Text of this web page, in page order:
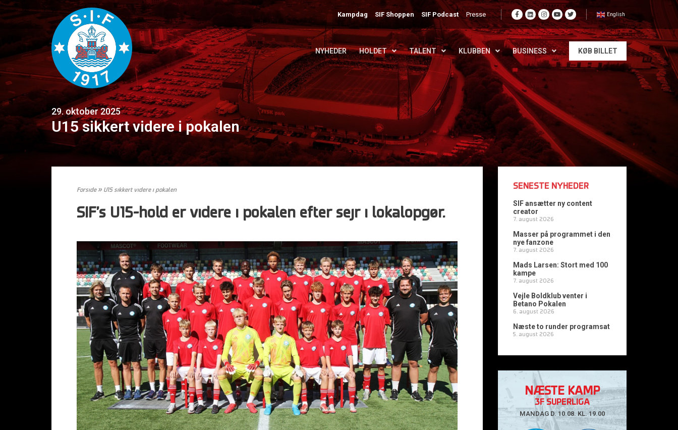
Kampdag SIF Shoppen SIF Podcast Presse English
NYHEDER HOLDET TALENT KLUBBEN BUSINESS KØB BILLET
29. oktober 2025
U15 sikkert videre i pokalen
Forside» U15 sikkert videre i pokalen
SIF’s U15-hold er videre i pokalen efter sejr i lokalopgør.
SENESTE NYHEDER
SIF ansætter ny content
creator
7. august 2026
Masser på programmet i den
nye fanzone
7. august 2026
Mads Larsen: Stort med 100
kampe
7. august 2026
Vejle Boldklub venter i
Betano Pokalen
6. august 2026
Næste to runder programsat
5. august 2026
NÆSTE KAMP
3F SUPERLIGA
MANDAG D. 10.08. KL. 19.00